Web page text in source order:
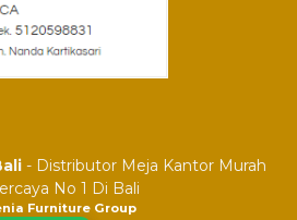
- Distributor Meja Kantor Murah
No 1 Di Bali
Furniture Group